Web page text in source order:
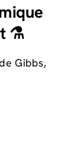
⚗️
Gibbs,